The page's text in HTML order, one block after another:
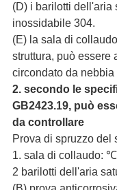
(D) i barilotti dell'aria
inossidabile 304.
(E) la sala di
struttura, può essere
circondato da
2. secondo le
GB2423.19, può
da controllare
Prova di spruzzo del
1. sala di collaudo:
2 barilotti dell'aria